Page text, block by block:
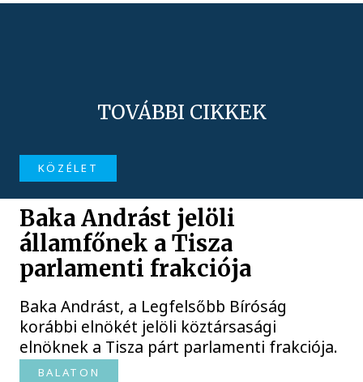
TOVÁBBI CIKKEK
KÖZÉLET
Baka Andrást jelöli
államfőnek a Tisza
parlamenti frakciója
Baka Andrást, a Legfelsőbb Bíróság
korábbi elnökét jelöli köztársasági
elnöknek a Tisza párt parlamenti frakciója.
BALATON